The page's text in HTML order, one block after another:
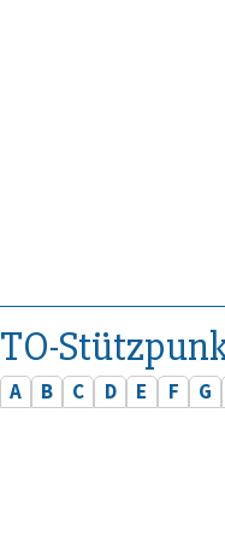
TO-
A B C D E F G